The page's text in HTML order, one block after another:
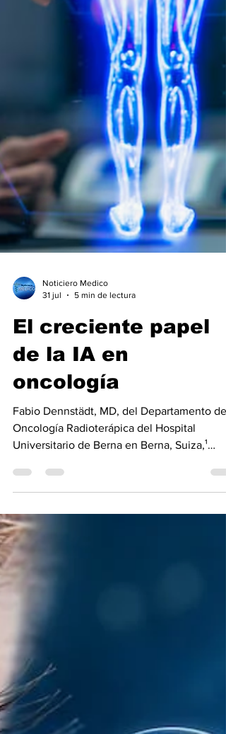
Noticiero Medico
El creciente papel
oncología
Oncología Radioterápica del Hospital
Universitario de Berna en Berna, Suiza,¹
esperanzas en la sanidad y la medicina,
especialmente en oncología. Está abriendo
puerta a terapias más precisas y
paciente en todos los aspectos del
métodos pa